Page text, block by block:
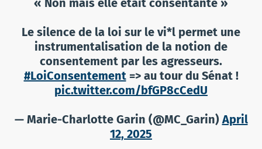
Le silence de la loi sur le vi*l permet une
instrumentalisation de la notion de
consentement par les agresseurs.
#LoiConsentement=> au tour du Sénat !
pic.twitter.com/bfGP8cCedU
— Marie-Charlotte Garin (@MC_Garin) April
12, 2025